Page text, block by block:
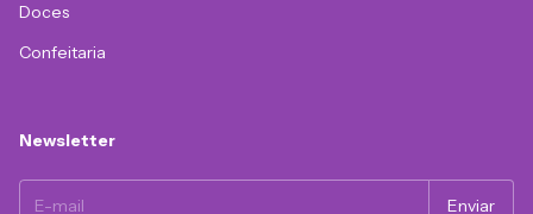
Doces
Confeitaria
Newsletter